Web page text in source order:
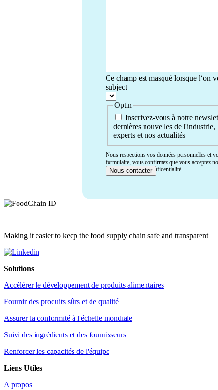
Ce champ est masqué lorsque l‘on
subject
Optin
Inscrivez-vous à notre
dernières nouvelles de l'industrie,
experts et nos actualités
Nous respections vos données personnelles et
formulaire, vous confirmez que vous acceptez
notre Politique de Confidentialité
Making it easier to keep the food supply chain safe and transparent
Solutions
Accélérer le développement de produits alimentaires
Fournir des produits sûrs et de qualité
Assurer la conformité à l'échelle mondiale
Suivi des ingrédients et des fournisseurs
Renforcer les capacités de l'équipe
Liens Utiles
A propos